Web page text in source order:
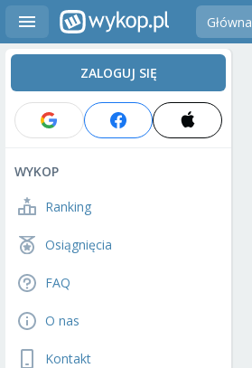
Główna
ZALOGUJ SIĘ
WYKOP
Ranking
Osiągnięcia
FAQ
O nas
Kontakt